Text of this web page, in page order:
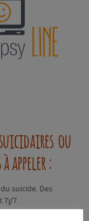
ou
appeler :
suicide. Des
7j/7.